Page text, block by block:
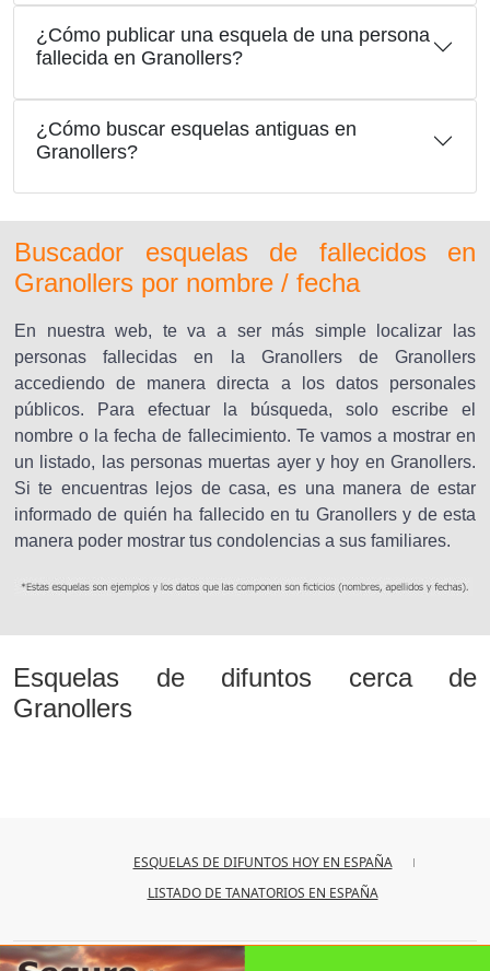
¿Cómo publicar una esquela de una persona
fallecida en Granollers?
¿Cómo buscar esquelas antiguas en
Granollers?
Buscador esquelas de fallecidos en
Granollers por nombre / fecha
En nuestra web, te va a ser más simple localizar las
personas fallecidas en la Granollers de Granollers
accediendo de manera directa a los datos personales
públicos. Para efectuar la búsqueda, solo escribe el
nombre o la fecha de fallecimiento. Te vamos a mostrar en
un listado, las personas muertas ayer y hoy en Granollers.
Si te encuentras lejos de casa, es una manera de estar
informado de quién ha fallecido en tu Granollers y de esta
manera poder mostrar tus condolencias a sus familiares.
Esquelas de difuntos cerca de
Granollers
ESQUELAS DE DIFUNTOS HOY EN ESPAÑA
LISTADO DE TANATORIOS EN ESPAÑA